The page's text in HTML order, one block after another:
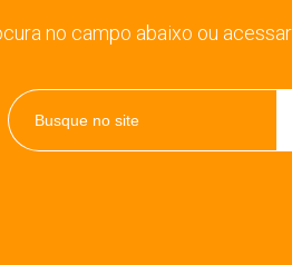
no campo abaixo ou